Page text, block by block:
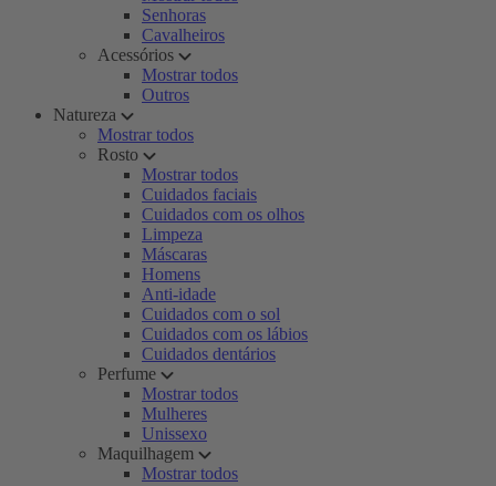
Senhoras
Cavalheiros
Acessórios
Mostrar todos
Outros
Natureza
Mostrar todos
Rosto
Mostrar todos
Cuidados faciais
Cuidados com os olhos
Limpeza
Máscaras
Homens
Anti-idade
Cuidados com o sol
Cuidados com os lábios
Cuidados dentários
Perfume
Mostrar todos
Mulheres
Unissexo
Maquilhagem
Mostrar todos